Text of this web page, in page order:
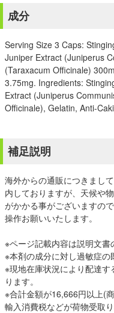
成分
Serving Size 3 Caps:
Juniper Extract (Juniperus
(Taraxacum Officinale)
3.75mg. Ingredients:
Extract (Juniperus
Officinale), Gelatin, Anti-
補足説明
海外からの通販につきまし
内しておりますが、天候や
がかかる事がございますの
操作お願いいたします。
※ページ記載内容は説明文書
※本剤の成分に対し過敏症の
※現地在庫状況により配達
ります。
※合計金額が16,666円以上(
輸入消費税などが荷物受取